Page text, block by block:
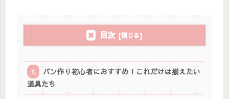
目次
パン作り初心者におすすめ！これだけは揃えたい
道具たち